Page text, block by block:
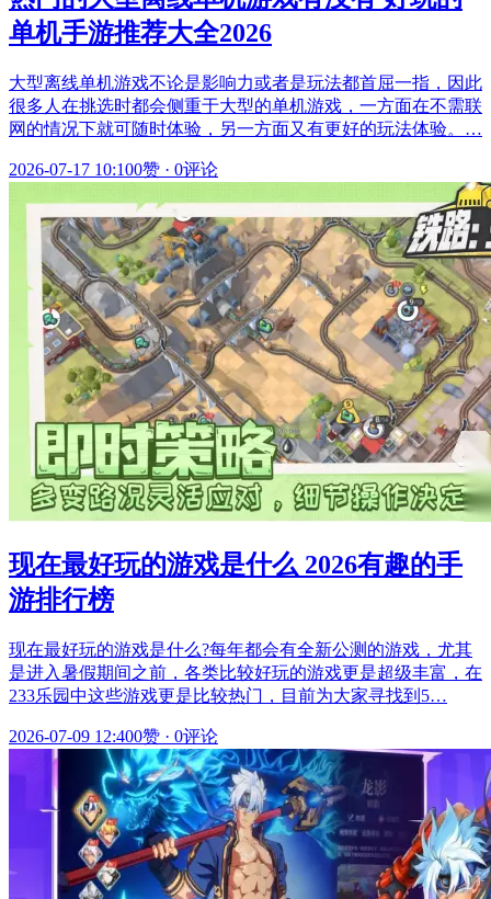
单机手游推荐大全2026
大型离线单机游戏不论是影响力或者是玩法都首屈一指，因此
很多人在挑选时都会侧重于大型的单机游戏，一方面在不需联
网的情况下就可随时体验，另一方面又有更好的玩法体验。…
2026-07-17 10:100赞 · 0评论
现在最好玩的游戏是什么 2026有趣的手
游排行榜
现在最好玩的游戏是什么?每年都会有全新公测的游戏，尤其
是进入暑假期间之前，各类比较好玩的游戏更是超级丰富，在
233乐园中这些游戏更是比较热门，目前为大家寻找到5…
2026-07-09 12:400赞 · 0评论